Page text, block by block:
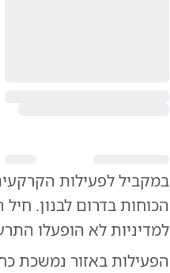
במקביל לפעילות
הכוחות בדרום לבנון.
למדיניות לא הופעלו
הפעילות באזור נמשכת